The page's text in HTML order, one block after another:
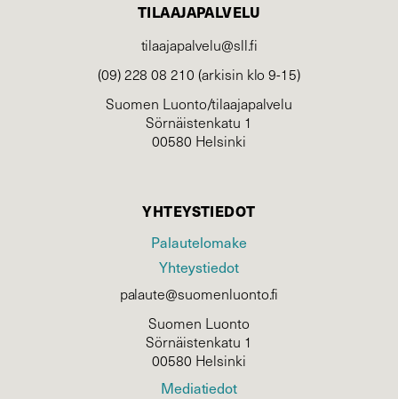
TILAAJAPALVELU
tilaajapalvelu@sll.fi
(09) 228 08 210 (arkisin klo 9-15)
Suomen Luonto/tilaajapalvelu
Sörnäistenkatu 1
00580 Helsinki
YHTEYSTIEDOT
Palautelomake
Yhteystiedot
palaute@suomenluonto.fi
Suomen Luonto
Sörnäistenkatu 1
00580 Helsinki
Mediatiedot